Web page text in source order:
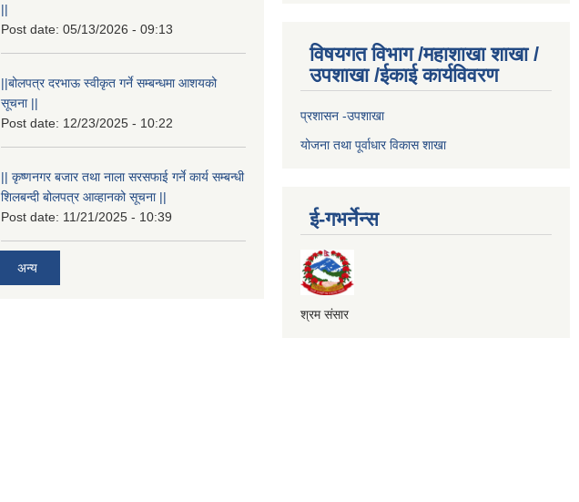
||
Post date: 05/13/2026 - 09:13
||बोलपत्र दरभाऊ स्वीकृत गर्ने सम्बन्धमा आशयको
सूचना ||
Post date: 12/23/2025 - 10:22
|| कृष्णनगर बजार तथा नाला सरसफाई गर्ने कार्य सम्बन्धी
शिलबन्दी बोलपत्र आव्हानको सूचना ||
Post date: 11/21/2025 - 10:39
अन्य
विषयगत विभाग /महाशाखा शाखा /
उपशाखा /ईकाई कार्यविवरण
प्रशासन -उपशाखा
योजना तथा पूर्वाधार विकास शाखा
ई-गभर्नेन्स
श्रम संसार